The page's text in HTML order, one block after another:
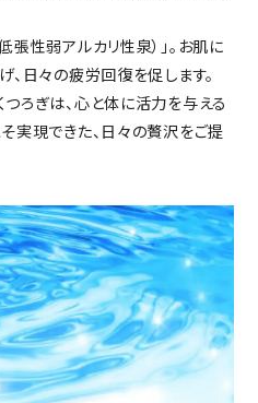
張性弱アルカリ性泉）」。お肌に
、日々の疲労回復を促します。
ろぎは、心と体に活力を与える
実現できた、日々の贅沢をご提